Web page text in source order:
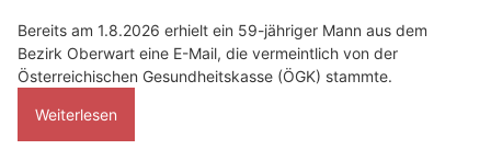
Bereits am 1.8.2026 erhielt ein 59-jähriger Mann aus dem
Bezirk Oberwart eine E-Mail, die vermeintlich von der
Österreichischen Gesundheitskasse (ÖGK) stammte.
Weiterlesen